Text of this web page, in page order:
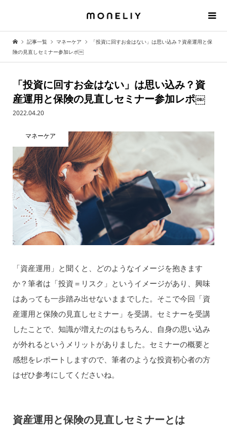
記事一覧 マネーケア
「投資に回すお金はない」は思い込み？資産運用と保
険の見直しセミナー参加レポ￼
「投資に回すお金はない」は思い込み？資
産運用と保険の見直しセミナー参加レポ￼
2022.04.20
マネーケア
「資産運用」と聞くと、どのようなイメージを抱きます
か？筆者は「投資＝リスク」というイメージがあり、興味
はあっても一歩踏み出せないままでした。そこで今回「資
産運用と保険の見直しセミナー」を受講。セミナーを受講
したことで、知識が増えたのはもちろん、自身の思い込み
が外れるというメリットがありました。セミナーの概要と
感想をレポートしますので、筆者のような投資初心者の方
はぜひ参考にしてくださいね。
資産運用と保険の見直しセミナーとは